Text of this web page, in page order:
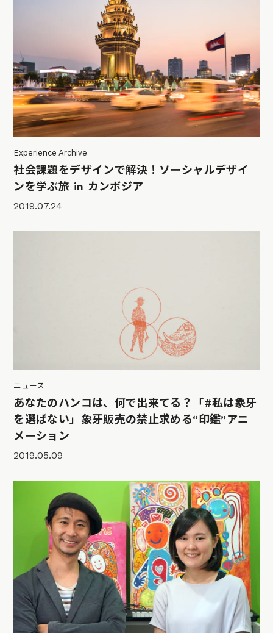
Experience Archive
社会課題をデザインで解決！ソーシャルデザイ
ンを学ぶ旅 in カンボジア
2019.07.24
ニュース
あなたのハンコは、何で出来てる？「#私は象牙
を選ばない」象牙販売の禁止求める“印鑑”アニ
メーション
2019.05.09